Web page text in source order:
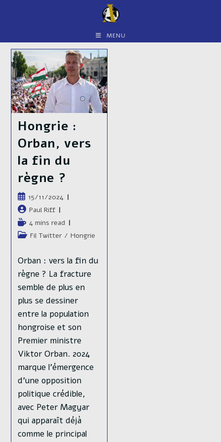
MENU
Hongrie :
Orban, vers
la fin du
règne ?
Publication
publiée :
15/11/2024
Auteur/autrice
de
la
publication :
Paul Riff
Temps
de
4 mins read
PostFil Twitter / Hongrie
Orban : vers la fin du
règne ? La fracture
semble de plus en
plus se dessiner
entre la population
hongroise et son
Premier ministre
Viktor Orban. 2024
marque l’émergence
d’une opposition
politique crédible,
avec Peter Magyar
qui apparaît déjà
comme le principal